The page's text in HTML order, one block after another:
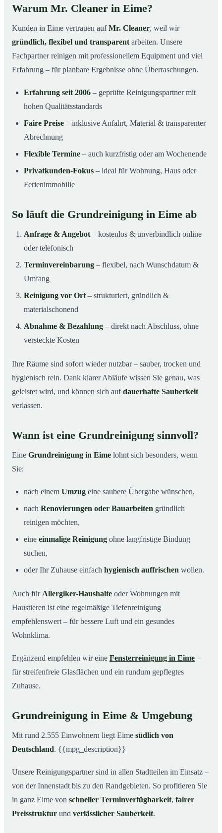
Warum Mr. Cleaner in Eime?
Kunden in Eime vertrauen aufMr. Cleaner, weil wir
gründlich, flexibel und transparent arbeiten. Unsere
Fachpartner reinigen mit professionellem Equipment und viel
Erfahrung – für planbare Ergebnisse ohne Überraschungen.
Erfahrung seit 2006 – geprüfte Reinigungspartner mit
hohen Qualitätsstandards
Faire Preise – inklusive Anfahrt, Material & transparenter
Abrechnung
Flexible Termine – auch kurzfristig oder am Wochenende
Privatkunden-Fokus – ideal für Wohnung, Haus oder
Ferienimmobilie
So läuft die Grundreinigung in Eime ab
Anfrage & Angebot – kostenlos & unverbindlich online
oder telefonisch
Terminvereinbarung – flexibel, nach Wunschdatum &
Umfang
Reinigung vor Ort – strukturiert, gründlich &
materialschonend
Abnahme & Bezahlung – direkt nach Abschluss, ohne
versteckte Kosten
Ihre Räume sind sofort wieder nutzbar – sauber, trocken und
hygienisch rein. Dank klarer Abläufe wissen Sie genau, was
geleistet wird, und können sich aufdauerhafte Sauberkeit
verlassen.
Wann ist eine Grundreinigung sinnvoll?
Eine Grundreinigung in Eime lohnt sich besonders, wenn
Sie:
nach einem Umzug eine saubere Übergabe wünschen,
nach Renovierungen oder Bauarbeiten gründlich
reinigen möchten,
eine einmalige Reinigung ohne langfristige Bindung
suchen,
oder Ihr Zuhause einfach hygienisch auffrischen wollen.
Auch für Allergiker-Haushalte oder Wohnungen mit
Haustieren ist eine regelmäßige Tiefenreinigung
empfehlenswert – für bessere Luft und ein gesundes
Wohnklima.
Ergänzend empfehlen wir eine Fensterreinigung in Eime –
für streifenfreie Glasflächen und ein rundum gepflegtes
Zuhause.
Grundreinigung in Eime & Umgebung
Mit rund 2.555 Einwohnern liegt Eime südlich von
Deutschland. {{mpg_description}}
Unsere Reinigungspartner sind in allen Stadtteilen im Einsatz –
von der Innenstadt bis zu den Randgebieten. So profitieren Sie
in ganz Eime von schneller Terminverfügbarkeit, fairer
Preisstruktur und verlässlicher Sauberkeit.